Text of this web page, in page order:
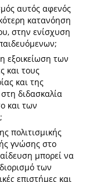
αυτός αφενός
κατανόηση
στην ενίσχυση
εξοικείωση των
και τους
και της
διδασκαλία
και των
πολιτισμικής
γνώσης στο
μπορεί να
των
επιστήμες και